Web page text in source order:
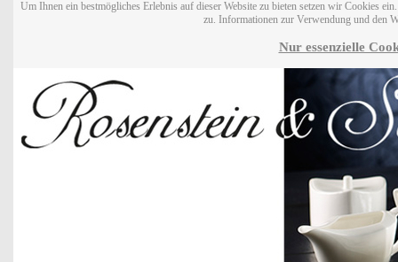
Um Ihnen ein bestmögliches Erlebnis auf dieser Website zu bieten setzen wir Cookies
zu. Informationen zur Verwendung und den
Nur essenzielle